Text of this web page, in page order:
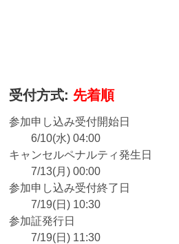
受付方式: 先着順
参加申し込み受付開始日
6/10(水) 04:00
キャンセルペナルティ発生日
7/13(月) 00:00
参加申し込み受付終了日
7/19(日) 10:30
参加証発行日
7/19(日) 11:30